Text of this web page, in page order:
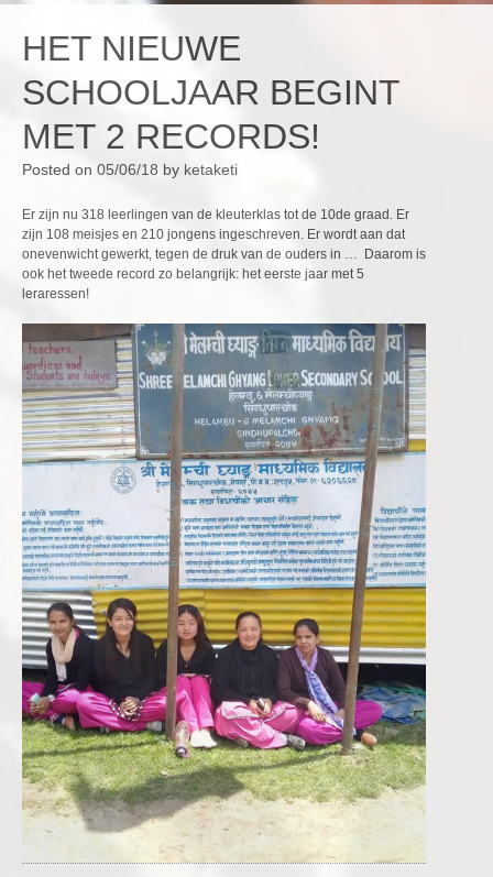
HET NIEUWE
SCHOOLJAAR BEGINT
MET 2 RECORDS!
Posted on 05/06/18 by ketaketi
Er zijn nu 318 leerlingen van de kleuterklas tot de 10de graad. Er
zijn 108 meisjes en 210 jongens ingeschreven. Er wordt aan dat
onevenwicht gewerkt, tegen de druk van de ouders in … Daarom is
ook het tweede record zo belangrijk: het eerste jaar met 5
leraressen!